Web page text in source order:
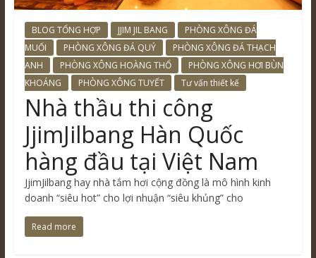
BLOG TỔNG HỢP JJIM JIL BANG
PHÒNG XÔNG ĐÁ
MUỐI
PHÒNG XÔNG ĐÁ QUÝ
PHÒNG XÔNG ĐÁ THẠCH
ANH
PHÒNG XÔNG HOÀNG THỔ
PHÒNG XÔNG HƠI BÙN
KHOÁNG
PHÒNG XÔNG TUYẾT Tư vấn thiết kế
Nhà thầu thi công
JjimJilbang Hàn Quốc
hàng đầu tại Việt Nam
JjimJilbang hay nhà tắm hơi cộng đồng là mô hình kinh
doanh “siêu hot” cho lợi nhuận “siêu khủng” cho
Read more